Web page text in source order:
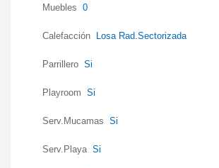
Muebles 0
Calefacción Losa Rad.Sectorizada
Parrillero Si
Playroom Si
Serv.Mucamas Si
Serv.Playa Si